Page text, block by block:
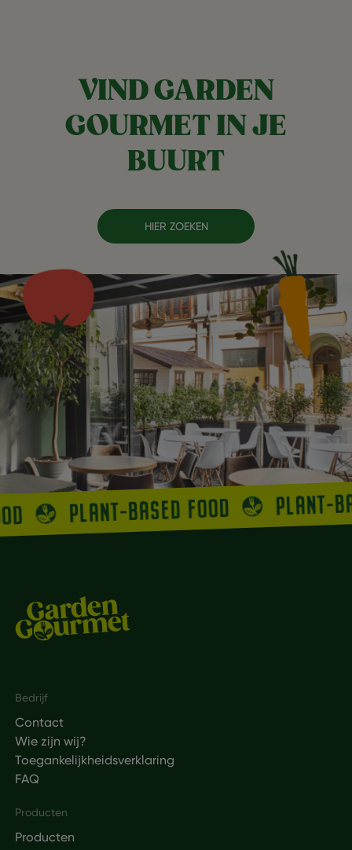
VIND GARDEN
GOURMET IN JE
BUURT
HIER ZOEKEN
PLANT-BASED FOOD PLANT-
Footer
Bedrijf
Contact
Wie zijn wij?
Toegankelijkheidsverklaring
FAQ
Producten
Producten